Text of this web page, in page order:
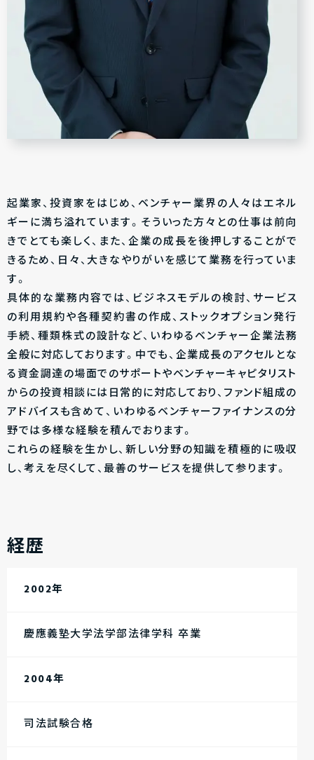
起業家、投資家をはじめ、ベンチャー業界の人々はエネル
ギーに満ち溢れています。そういった方々との仕事は前向
きでとても楽しく、また、企業の成長を後押しすることがで
きるため、日々、大きなやりがいを感じて業務を行っていま
す。
具体的な業務内容では、ビジネスモデルの検討、サービス
の利用規約や各種契約書の作成、ストックオプション発行
手続、種類株式の設計など、いわゆるベンチャー企業法務
全般に対応しております。中でも、企業成長のアクセルとな
る資金調達の場面でのサポートやベンチャーキャピタリスト
からの投資相談には日常的に対応しており、ファンド組成の
アドバイスも含めて、いわゆるベンチャーファイナンスの分
野では多様な経験を積んでおります。
これらの経験を生かし、新しい分野の知識を積極的に吸収
し、考えを尽くして、最善のサービスを提供して参ります。
経歴
2002年
慶應義塾大学法学部法律学科 卒業
2004年
司法試験合格